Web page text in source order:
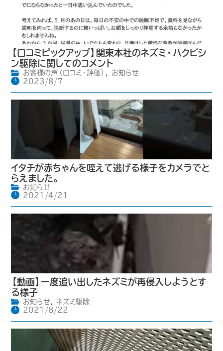
【口コミピックアップ】関東本社のネズミ・ハクビシ
ン駆除に関してのコメント
お客様の声（口コミ・評価） ,
お知らせ
2023/8/7
イタチが赤ちゃんを咥えて逃げる様子をカメラでと
らえました。
お知らせ
2021/4/21
【動画】一度追い出したネズミが再侵入しようとす
る様子
お知らせ,
ネズミ駆除
2021/8/22